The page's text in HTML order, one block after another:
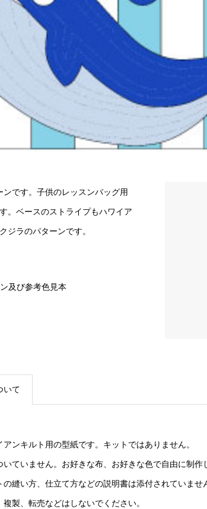
です。子供のレッスンバッグ用
。ベースのストライプもハワイア
ジラのパターンです。
及び参考色見本
いて
ンキルト用の型紙です。キットではありません。
ていません。お好きな布、お好きな色で自由に制作
縫い方、仕立て方などの説明書は添付されていませ
製、転売などはしないでください。